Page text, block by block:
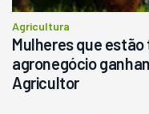
Agricultura
Mulheres que
agronegócio
Agricultor